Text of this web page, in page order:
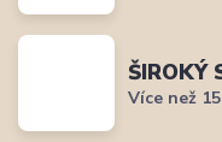
ŠIROKÝ
Více než